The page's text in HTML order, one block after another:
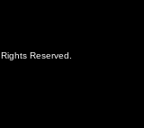
Reserved.